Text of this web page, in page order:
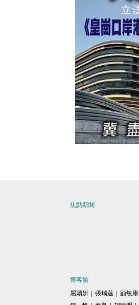
焦點新聞
博客館
屈穎妍
張瑞蓮 顧敏康